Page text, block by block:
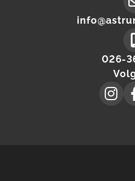
026-